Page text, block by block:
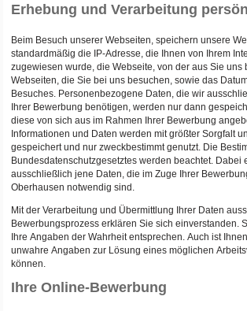
Erhebung und Verarbeitung
Beim Besuch unserer Webseiten, speichern unsere
standardmäßig die IP-Adresse, die Ihnen von Ihrem
zugewiesen wurde, die Webseite, von der aus Sie uns
Webseiten, die Sie bei uns besuchen, sowie das
Besuches. Personenbezogene Daten, die wir
Ihrer Bewerbung benötigen, werden nur dann
diese von sich aus im Rahmen Ihrer Bewerbung
Informationen und Daten werden mit größter Sorgfalt
gespeichert und nur zweckbestimmt genutzt. Die
Bundesdatenschutzgesetztes werden beachtet. Dabei
ausschließlich jene Daten, die im Zuge Ihrer
Oberhausen notwendig sind.
Mit der Verarbeitung und Übermittlung Ihrer Daten
Bewerbungsprozess erklären Sie sich einverstanden.
Ihre Angaben der Wahrheit entsprechen. Auch ist
unwahre Angaben zur Lösung eines möglichen
können.
Ihre Online-Bewerbung